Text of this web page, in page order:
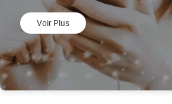
Voir Plus